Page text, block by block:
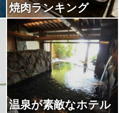
焼肉ランキング
温泉が素敵なホテル